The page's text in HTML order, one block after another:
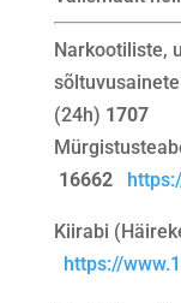
Narkootiliste,
(24h) 1707
16662
Kiirabi
https://